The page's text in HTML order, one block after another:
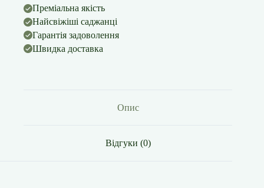
Преміальна якість
Найсвіжіші саджанці
Гарантія задоволення
Швидка доставка
Опис
Відгуки (0)